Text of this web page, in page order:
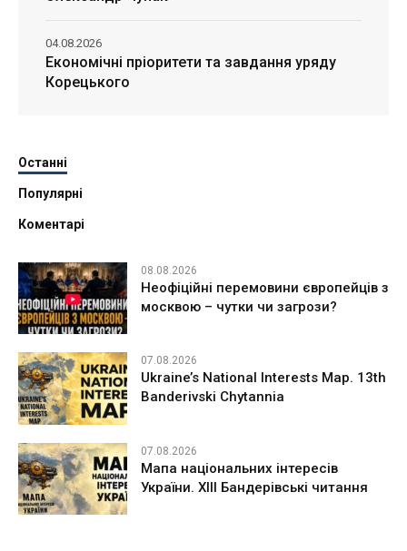
Економічні пріоритети та завдання уряду
Корецького
04.08.2026
Останні
Популярні
Коментарі
08.08.2026
Неофіційні перемовини європейців з
москвою – чутки чи загрози?
07.08.2026
Ukraine’s National Interests Map. 13th
Banderivski Chytannia
07.08.2026
Мапа національних інтересів
України. ХІІІ Бандерівські читання